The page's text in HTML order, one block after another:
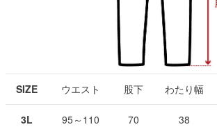
SIZE ウエスト 股下 わたり幅
3L 95～110 70 38